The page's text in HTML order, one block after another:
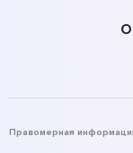
Правомерная